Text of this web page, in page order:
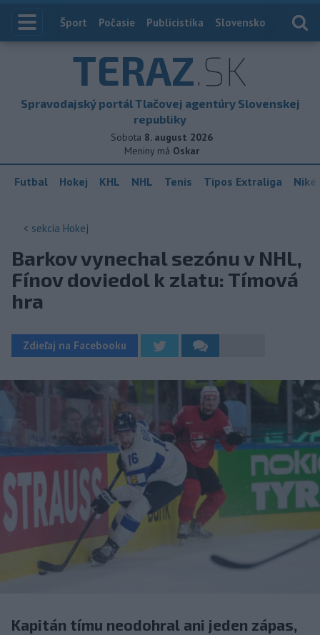
Index
Šport Počasie Publicistika Slovensko
TERAZ.SK
Spravodajský portál Tlačovej agentúry Slovenskej
republiky
Sobota 8. august 2026
Meniny má Oskar
Futbal Hokej KHL NHL Tenis Tipos Extraliga
< sekcia Hokej
Barkov vynechal sezónu v NHL,
Fínov doviedol k zlatu: Tímová
hra
Zdieľaj na Facebooku
Kapitán tímu neodohral ani jeden zápas,